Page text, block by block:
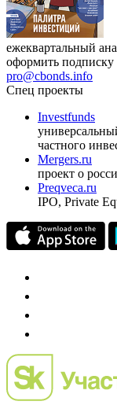
ежеквартальный
оформить подписку
pro@cbonds.info
Спец проекты
Investfunds
частного
Mergers.ru
проект о
Preqveca.ru
IPO, Private